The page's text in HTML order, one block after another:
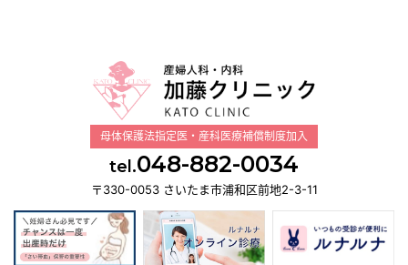
母体保護法指定医・産科医療補償制度加入
tel.048-882-0034
〒330-0053 さいたま市浦和区前地2-3-11